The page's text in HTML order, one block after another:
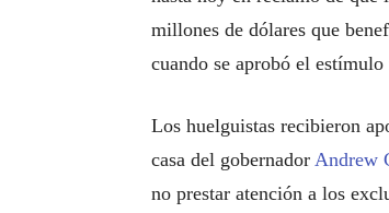
millones de dólares que
cuando se aprobó el
Los huelguistas recibieron
casa del gobernador Andrew
no prestar atención a los